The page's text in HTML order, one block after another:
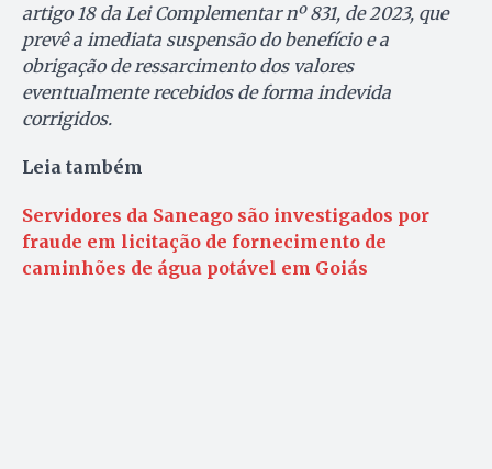
artigo 18 da Lei Complementar nº 831, de 2023, que
prevê a imediata suspensão do benefício e a
obrigação de ressarcimento dos valores
eventualmente recebidos de forma indevida
corrigidos.
Leia também
Servidores da Saneago são investigados por
fraude em licitação de fornecimento de
caminhões de água potável em Goiás